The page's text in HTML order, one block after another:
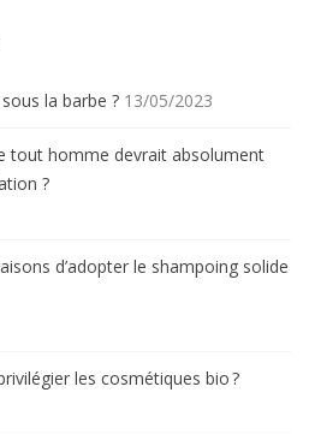
la barbe ? 13/05/2023
tout homme devrait absolument
?
d’adopter le shampoing solide
les cosmétiques bio ?